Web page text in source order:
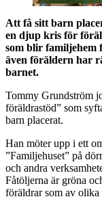
Att få sitt barn
en djup kris för
som blir familjehem
även föräldern har
barnet.
Tommy Grundström
föräldrastöd” som
barn placerat.
Han möter upp i ett
”Familjehuset” på
och andra
Fåtöljerna är gröna
föräldrar som av olika